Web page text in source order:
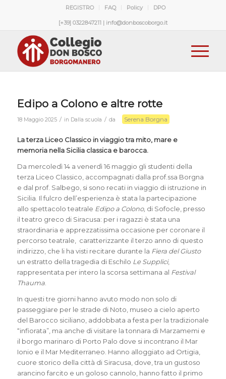
REGISTRO FAQ Policy DPO
[+39] 0322847211 | info@donboscoborgo.it
Edipo a Colono e altre rotte
18 Maggio 2025 / in Dalla scuola / da Serena Borgna
La terza Liceo Classico in viaggio tra mito, mare e
memoria nella Sicilia classica e barocca.
Da mercoledì 14 a venerdì 16 maggio gli studenti della
terza Liceo Classico, accompagnati dalla prof.ssa Borgna
e dal prof. Salbego, si sono recati in viaggio di istruzione in
Sicilia. Il fulcro dell’esperienza è stata la partecipazione
allo spettacolo teatrale Edipo a Colono, di Sofocle, presso
il teatro greco di Siracusa: per i ragazzi è stata una
straordinaria e apprezzatissima occasione per coronare il
percorso teatrale, caratterizzante il terzo anno di questo
indirizzo, che li ha visti recitare durante la Fiera del Giusto
un estratto della tragedia di Eschilo Le Supplici,
rappresentata per intero la scorsa settimana al Festival
Thauma.
In questi tre giorni hanno avuto modo non solo di
passeggiare per le strade di Noto, museo a cielo aperto
del Barocco siciliano, addobbata a festa per la tradizionale
“infiorata”, ma anche di visitare la tonnara di Marzamemi e
il borgo marinaro di Porto Palo dove si incontrano il Mar
Ionio e il Mar Mediterraneo. Hanno alloggiato ad Ortigia,
cuore storico della città di Siracusa, dove, tra un gustoso
arancino farcito e un goloso cannolo, hanno fatto il primo